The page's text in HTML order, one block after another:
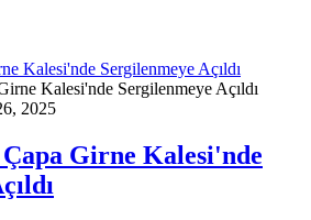
Kalesi'nde Sergilenmeye Açıldı
2025
Girne Kalesi'nde